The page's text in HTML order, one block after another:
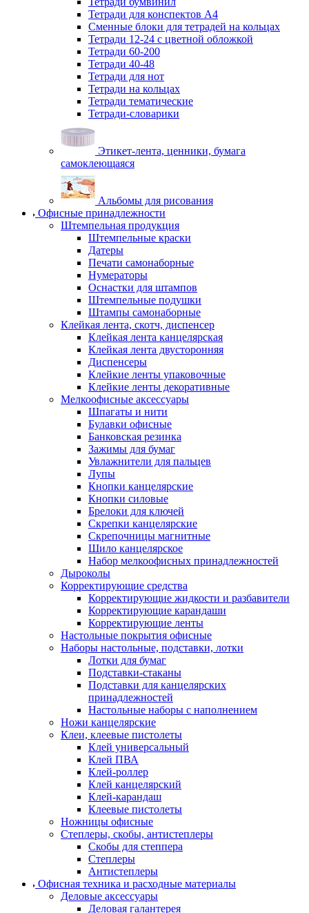
Тетради для конспектов А4
Сменные блоки для тетрадей на кольцах
Тетради 12-24 с цветной обложкой
Тетради 60-200
Тетради 40-48
Тетради для нот
Тетради на кольцах
Тетради тематические
Тетради-словарики
Этикет-лента, ценники, бумага
самоклеющаяся
Альбомы для рисования
Офисные принадлежности
Штемпельная продукция
Штемпельные краски
Датеры
Печати самонаборные
Нумераторы
Оснастки для штампов
Штемпельные подушки
Штампы самонаборные
Клейкая лента, скотч, диспенсер
Клейкая лента канцелярская
Клейкая лента двусторонняя
Диспенсеры
Клейкие ленты упаковочные
Клейкие ленты декоративные
Мелкоофисные аксессуары
Шпагаты и нити
Булавки офисные
Банковская резинка
Зажимы для бумаг
Увлажнители для пальцев
Лупы
Кнопки канцелярские
Кнопки силовые
Брелоки для ключей
Скрепки канцелярские
Скрепочницы магнитные
Шило канцелярское
Набор мелкоофисных принадлежностей
Дыроколы
Корректирующие средства
Корректирующие жидкости и разбавители
Корректирующие карандаши
Корректирующие ленты
Настольные покрытия офисные
Наборы настольные, подставки, лотки
Лотки для бумаг
Подставки-стаканы
Подставки для канцелярских
принадлежностей
Настольные наборы с наполнением
Ножи канцелярские
Клеи, клеевые пистолеты
Клей универсальный
Клей ПВА
Клей-роллер
Клей канцелярский
Клей-карандаш
Клеевые пистолеты
Ножницы офисные
Степлеры, скобы, антистеплеры
Скобы для степпера
Степлеры
Антистеплеры
Офисная техника и расходные материалы
Деловые аксессуары
Деловая галантерея